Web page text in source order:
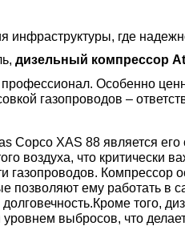
инфраструктуры, где
дизельный компрессор
Особенно
газопроводов –
Copco XAS 88 является его
воздуха, что критически
газопроводов. Компрессор
позволяют ему работать в
Кроме того,
выбросов, что